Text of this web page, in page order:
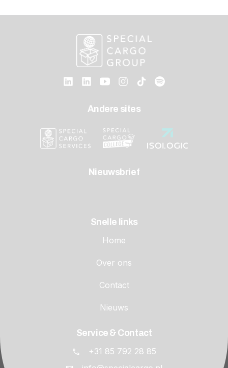
Andere sites
Nieuwsbrief
Snelle links
Home
Over ons
Contact
Nieuws
Service & Contact
+31 85 792 28 85